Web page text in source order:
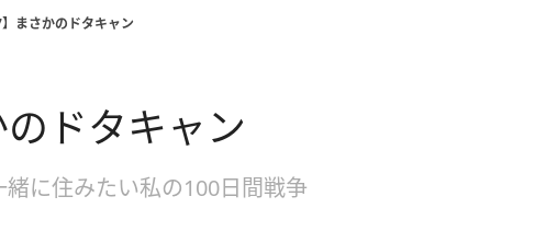
】まさかのドタキャン
のドタキャン
に住みたい私の100日間戦争